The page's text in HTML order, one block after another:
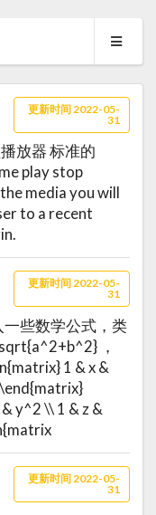
更新时间 2022-05-
31
放器 标准的
play stop
media you will
to a recent
更新时间 2022-05-
31
些数学公式，类
，
1 & x &
y^2 \\ 1 & z &
更新时间 2022-05-
31